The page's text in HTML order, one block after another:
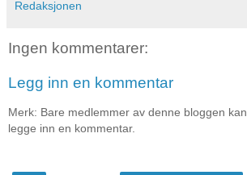
Redaksjonen
Ingen kommentarer:
Legg inn en kommentar
Merk: Bare medlemmer av denne bloggen kan
legge inn en kommentar.